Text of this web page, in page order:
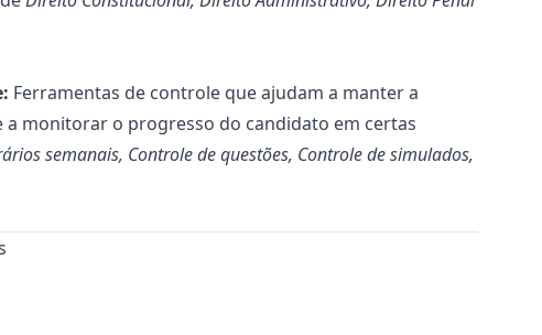
Ferramentas de controle que ajudam a manter a
a monitorar o progresso do candidato em certas
semanais, Controle de questões, Controle de simulados,